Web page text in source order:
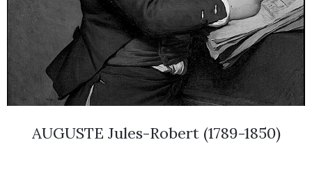
AUGUSTE Jules-Robert (1789-1850)